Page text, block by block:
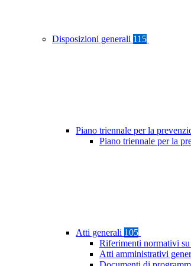
Disposizioni generali 115
Piano triennale per la
Piano triennale per la
Atti generali 105
Riferimenti normativi
Atti amministrativi